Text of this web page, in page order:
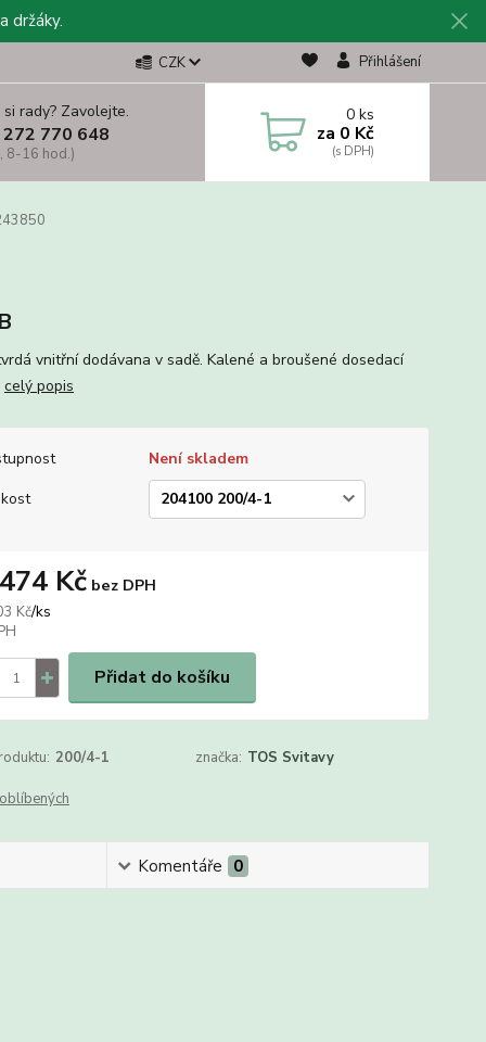
držáky.
CZK Přihlášení
rady? Zavolejte.
770 648
8-16 hod.)
0ks
za 0 Kč
vnitřní dodávana v sadě. Kalené a broušené dosedací
celý popis
Není skladem
Kč/ks
Kč bez DPH
Přidat do košíku
200/4-1 značka: TOS Svitavy
Komentáře 0